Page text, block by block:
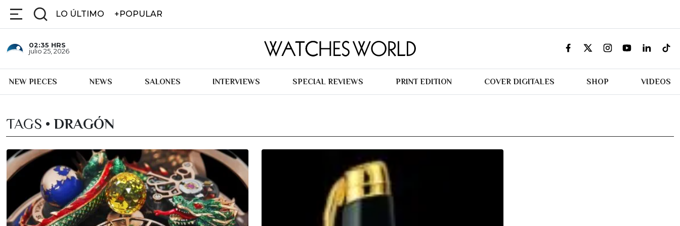
LO ÚLTIMO +POPULAR
02:35 HRS
julio 25, 2026
NEW PIECES NEWS SALONES INTERVIEWS SPECIAL REVIEWS PRINT EDITION COVER DIGITALES SHOP VIDEOS
TAGS • DRAGÓN